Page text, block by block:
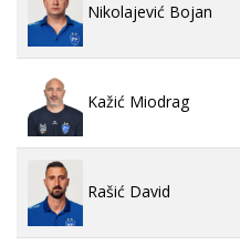
Nikolajević Bojan
Kažić Miodrag
Rašić David